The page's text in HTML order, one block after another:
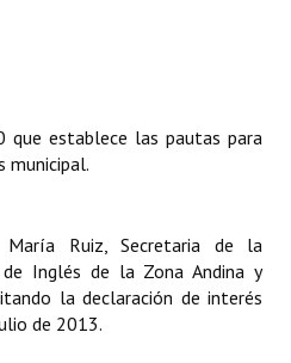
que establece las pautas para
municipal.
Ruiz, Secretaria de la
Inglés de la Zona Andina y
la declaración de interés
de 2013.